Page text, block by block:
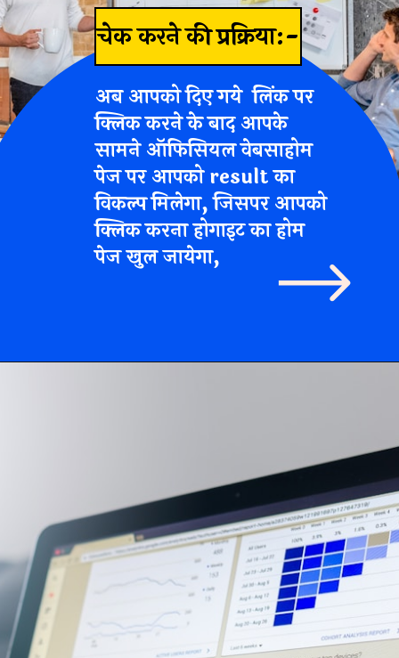
चेक करने की प्रक्रिया:-
अब आपको दिए गये लिंक पर
क्लिक करने के बाद आपके
सामने ऑफिसियल वेबसाहोम
पेज पर आपको result का
विकल्प मिलेगा, जिसपर आपको
क्लिक करना होगाइट का होम
पेज खुल जायेगा,